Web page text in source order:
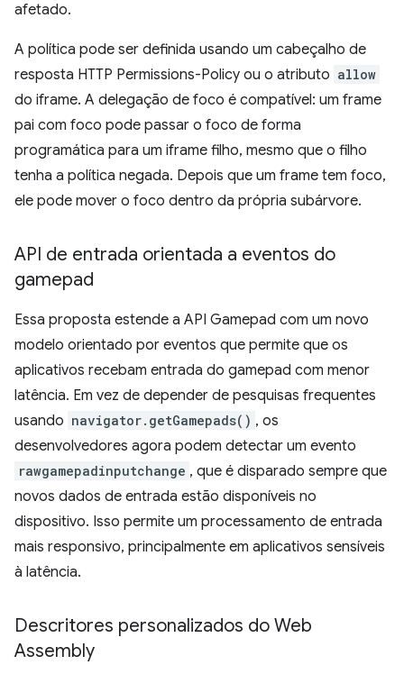
afetado.
A política pode ser definida usando um cabeçalho de
resposta HTTP Permissions-Policy ou o atributo allow
do iframe. A delegação de foco é compatível: um frame
pai com foco pode passar o foco de forma
programática para um iframe filho, mesmo que o filho
tenha a política negada. Depois que um frame tem foco,
ele pode mover o foco dentro da própria subárvore.
API de entrada orientada a eventos do
gamepad
Essa proposta estende a API Gamepad com um novo
modelo orientado por eventos que permite que os
aplicativos recebam entrada do gamepad com menor
latência. Em vez de depender de pesquisas frequentes
usando navigator.getGamepads() , os
desenvolvedores agora podem detectar um evento
rawgamepadinputchange , que é disparado sempre que
novos dados de entrada estão disponíveis no
dispositivo. Isso permite um processamento de entrada
mais responsivo, principalmente em aplicativos sensíveis
à latência.
Descritores personalizados do Web
Assembly